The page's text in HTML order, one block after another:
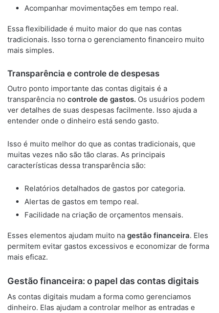
Acompanhar movimentações em tempo real.
Essa flexibilidade é muito maior do que nas contas
tradicionais. Isso torna o gerenciamento financeiro muito
mais simples.
Transparência e controle de despesas
Outro ponto importante das contas digitais é a
transparência no controle de gastos. Os usuários podem
ver detalhes de suas despesas facilmente. Isso ajuda a
entender onde o dinheiro está sendo gasto.
Isso é muito melhor do que as contas tradicionais, que
muitas vezes não são tão claras. As principais
características dessa transparência são:
Relatórios detalhados de gastos por categoria.
Alertas de gastos em tempo real.
Facilidade na criação de orçamentos mensais.
Esses elementos ajudam muito na gestão financeira. Eles
permitem evitar gastos excessivos e economizar de forma
mais eficaz.
Gestão financeira: o papel das contas digitais
As contas digitais mudam a forma como gerenciamos
dinheiro. Elas ajudam a controlar melhor as entradas e